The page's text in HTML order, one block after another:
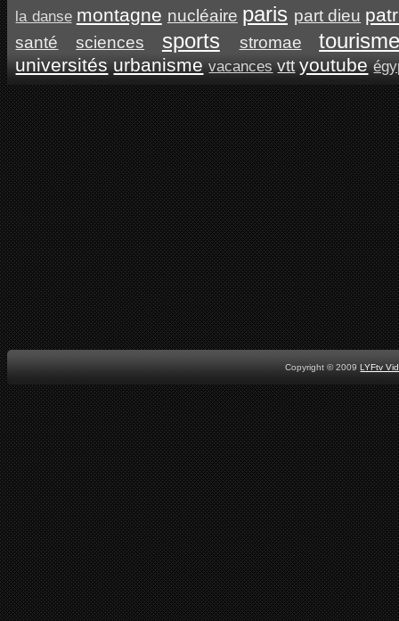
la danse montagne nucléaire paris part dieu
santé sciences sports stromae
universités urbanisme vacances vtt youtube
Copyright © 2009 LYFtv